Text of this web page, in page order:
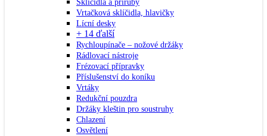
Sklíčidla a příruby
Vrtačková sklíčidla, hlavičky
Lícní desky
+ 14 ďalší
Rychloupínače – nožové držáky
Rádlovací nástroje
Frézovací přípravky
Příslušenství do koníku
Vrtáky
Redukční pouzdra
Držáky kleštin pro soustruhy
Chlazení
Osvětlení